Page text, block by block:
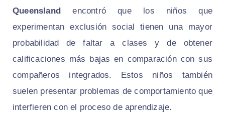
Queensland encontró que los niños que
experimentan exclusión social tienen una mayor
probabilidad de faltar a clases y de obtener
calificaciones más bajas en comparación con sus
compañeros integrados. Estos niños también
suelen presentar problemas de comportamiento que
interfieren con el proceso de aprendizaje.